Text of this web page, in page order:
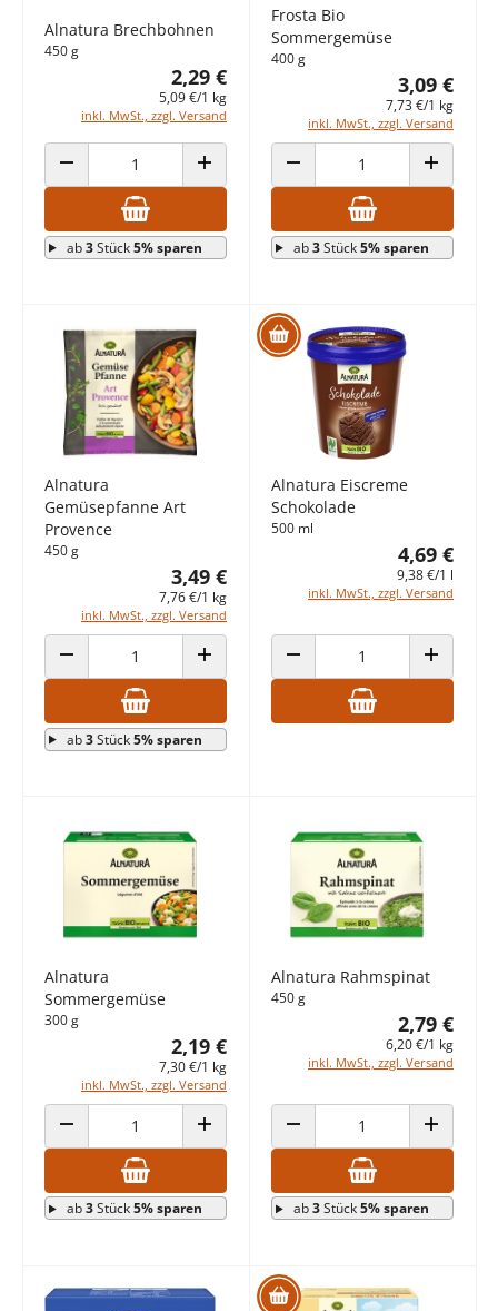
Alnatura Brechbohnen
450 g
2,29 €
5,09 €/1 kg
inkl. MwSt., zzgl. Versand
ANZAHL VERRINGERN ANZAHL ERHÖHEN
ab3Stück5% sparen
Frosta Bio
Sommergemüse
400 g
3,09 €
7,73 €/1 kg
inkl. MwSt., zzgl. Versand
ANZAHL VERRINGERN ANZAHL
ab3Stück5% sparen
Alnatura
Gemüsepfanne Art
Provence
450 g
3,49 €
7,76 €/1 kg
inkl. MwSt., zzgl. Versand
ANZAHL VERRINGERN ANZAHL ERHÖHEN
ab3Stück5% sparen
Alnatura Eiscreme
Schokolade
500 ml
4,69 €
9,38 €/1 l
inkl. MwSt., zzgl. Versand
ANZAHL VERRINGERN ANZAHL
Alnatura
Sommergemüse
300 g
2,19 €
7,30 €/1 kg
inkl. MwSt., zzgl. Versand
ANZAHL VERRINGERN ANZAHL ERHÖHEN
ab3Stück5% sparen
Alnatura Rahmspinat
450 g
2,79 €
6,20 €/1 kg
inkl. MwSt., zzgl. Versand
ANZAHL VERRINGERN ANZAHL
ab3Stück5% sparen